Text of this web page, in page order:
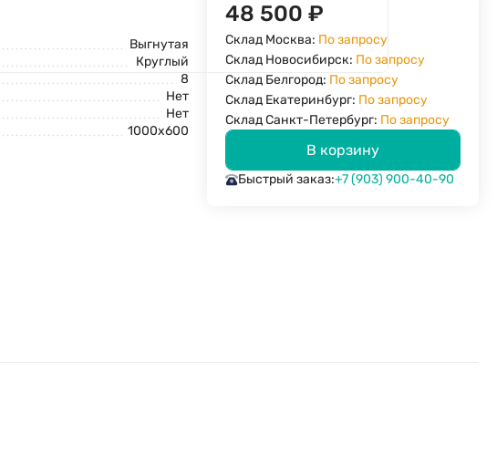
Выгнутая
Круглый
8
Нет
Нет
1000x600
48 500₽
Склад Москва: По запросу
Склад Новосибирск: По запросу
Склад Белгород: По запросу
Склад Екатеринбург: По запросу
Склад Санкт-Петербург: По запросу
В корзину
Быстрый заказ:+7 (903) 900-40-90